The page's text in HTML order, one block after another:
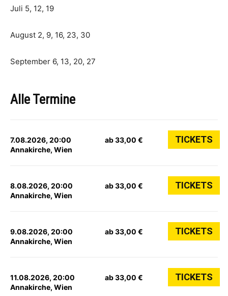
Juli 5, 12, 19
August 2, 9, 16, 23, 30
September 6, 13, 20, 27
Alle Termine
7.08.2026, 20:00
Annakirche, Wien
ab 33,00 € TICKETS
8.08.2026, 20:00
Annakirche, Wien
ab 33,00 € TICKETS
9.08.2026, 20:00
Annakirche, Wien
ab 33,00 € TICKETS
11.08.2026, 20:00
Annakirche, Wien
ab 33,00 € TICKETS